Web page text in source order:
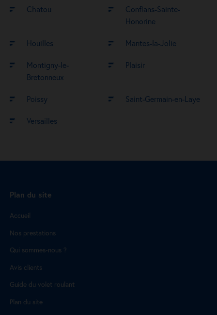
Chatou
Conflans-Sainte-
Honorine
Houilles Mantes-la-Jolie
Montigny-le-
Bretonneux
Plaisir
Poissy Saint-Germain-en-Laye
Versailles
Plan du site
Accueil
Nos prestations
Qui sommes-nous ?
Avis clients
Guide du volet roulant
Plan du site